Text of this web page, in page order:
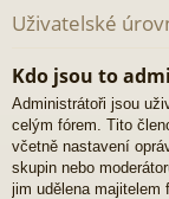
Uživatelské
Kdo jsou to
Administrátoři jsou
celým fórem. Tito
včetně nastavení
skupin nebo
jim udělena majitelem